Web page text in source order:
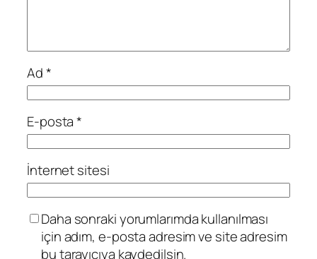
Ad*
E-posta*
İnternet sitesi
Daha sonraki yorumlarımda kullanılması
için adım, e-posta adresim ve site adresim
bu tarayıcıya kaydedilsin.